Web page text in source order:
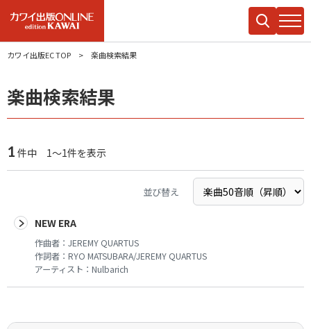
カワイ出版EC TOP 楽曲検索結果
楽曲検索結果
1 件中 1～1件を表示
並び替え
NEW ERA
作曲者： JEREMY QUARTUS
作詞者： RYO MATSUBARA/JEREMY QUARTUS
アーティスト： Nulbarich